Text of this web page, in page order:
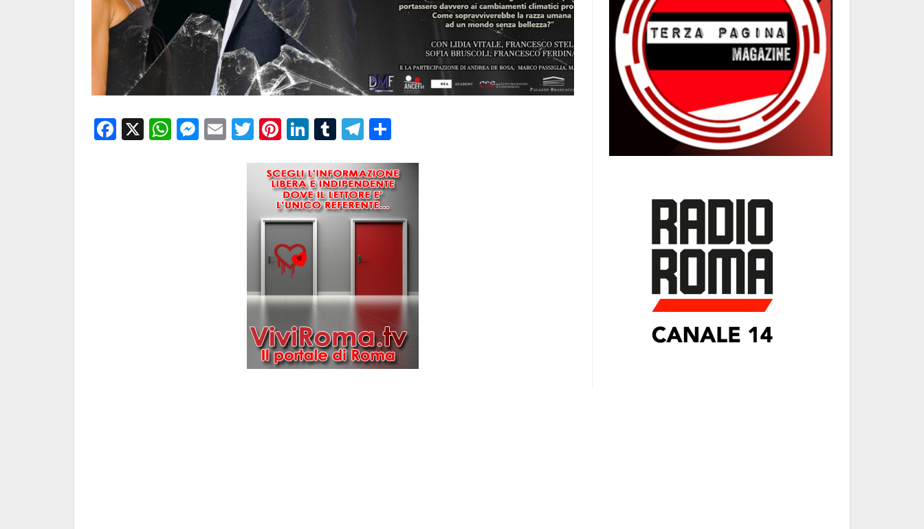
Facebook
X WhatsApp
Messenger
EmailTwitter
Pinterest
LinkedIn
TumblrTelegram